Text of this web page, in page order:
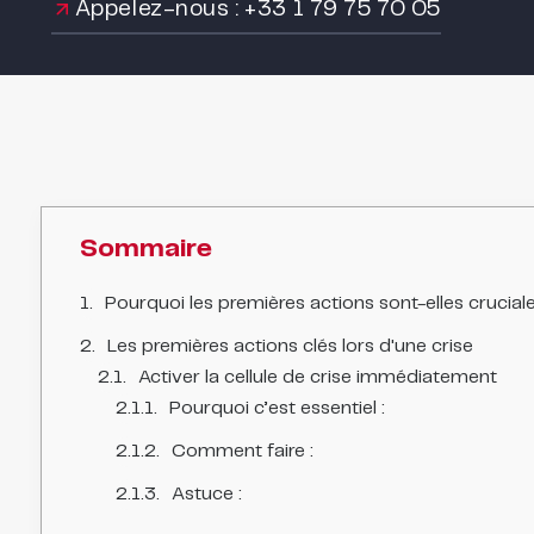
Appelez-nous : +33 1 79 75 70 05
Sommaire
Pourquoi les premières actions sont-elles
Les premières actions clés lors d'une crise
Activer la cellule de crise immédiatement
Pourquoi c’est essentiel :
Comment faire :
Astuce :